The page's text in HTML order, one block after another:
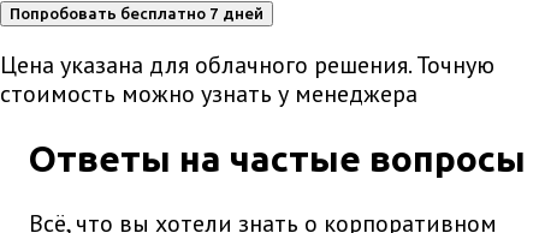
Попробовать бесплатно 7 дней
Цена указана для облачного решения. Точную
стоимость можно узнать у менеджера
Ответы на частые вопросы
Всё, что вы хотели знать о корпоративном